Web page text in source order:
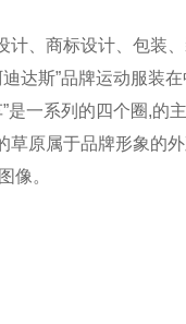
计、商标设计、包装
达斯”品牌运动服装
是一系列的四个圈,的
草原属于品牌形象的
像。